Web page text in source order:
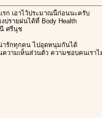
รก เอาไว้ประมาณนี้ก่อนนะครับ
งปรายฝนได้ที่ Body Health
ศรีนุช
รักทุกคน ไปอุดหนุมกันได้
ความเห็นส่วนตัว ความชอบคนเรา